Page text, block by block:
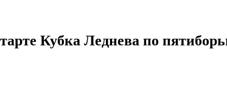
Кубка Леднева по